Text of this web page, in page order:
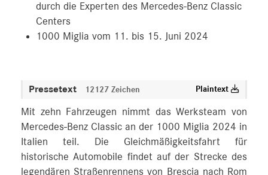
durch die Experten des Mercedes-Benz Classic
Centers
1000 Miglia vom 11. bis 15. Juni 2024
Pressetext 12127 Zeichen Plaintext
Mit zehn Fahrzeugen nimmt das Werksteam von
Mercedes-Benz Classic an der 1000 Miglia 2024 in
Italien teil. Die Gleichmäßigkeitsfahrt für
historische Automobile findet auf der Strecke des
legendären Straßenrennens von Brescia nach Rom